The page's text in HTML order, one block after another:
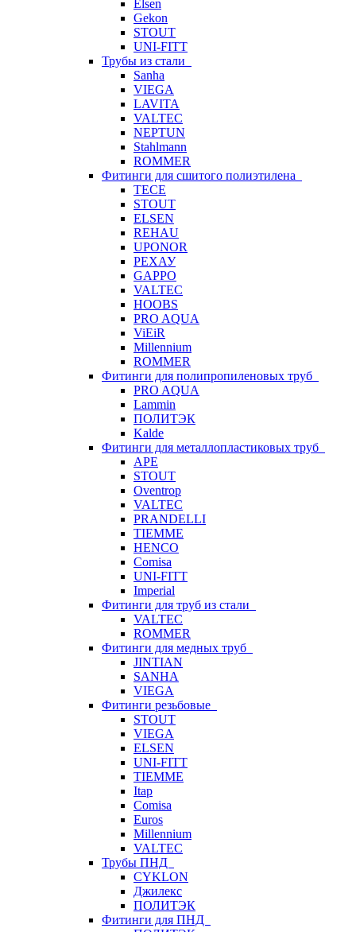
Elsen
Gekon
STOUT
UNI-FITT
Трубы из стали
Sanha
VIEGA
LAVITA
VALTEC
NEPTUN
Stahlmann
ROMMER
Фитинги для сшитого полиэтилена
TECE
STOUT
ELSEN
REHAU
UPONOR
РЕХАУ
GAPPO
VALTEC
HOOBS
PRO AQUA
ViEiR
Millennium
ROMMER
Фитинги для полипропиленовых труб
PRO AQUA
Lammin
ПОЛИТЭК
Kalde
Фитинги для металлопластиковых труб
APE
STOUT
Oventrop
VALTEC
PRANDELLI
TIEMME
HENCO
Comisa
UNI-FITT
Imperial
Фитинги для труб из стали
VALTEC
ROMMER
Фитинги для медных труб
JINTIAN
SANHA
VIEGA
Фитинги резьбовые
STOUT
VIEGA
ELSEN
UNI-FITT
TIEMME
Itap
Comisa
Euros
Millennium
VALTEC
Трубы ПНД
CYKLON
Джилекс
ПОЛИТЭК
Фитинги для ПНД